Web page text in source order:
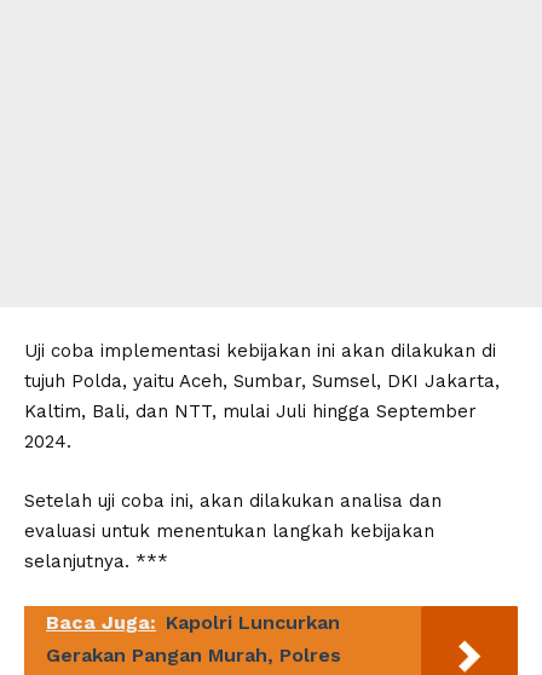
Uji coba implementasi kebijakan ini akan dilakukan di
tujuh Polda, yaitu Aceh, Sumbar, Sumsel, DKI Jakarta,
Kaltim, Bali, dan NTT, mulai Juli hingga September
2024.
Setelah uji coba ini, akan dilakukan analisa dan
evaluasi untuk menentukan langkah kebijakan
selanjutnya. ***
Baca Juga: Kapolri Luncurkan
Gerakan Pangan Murah, Polres